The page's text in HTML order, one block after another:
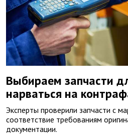
Выбираем запчасти
нарваться на
Эксперты проверили запчасти с
соответствие требованиям
документации.